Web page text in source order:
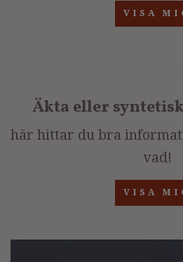
VISA
Äkta eller
här hittar du bra
vad!
VISA